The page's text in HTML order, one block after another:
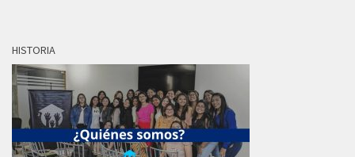
HISTORIA